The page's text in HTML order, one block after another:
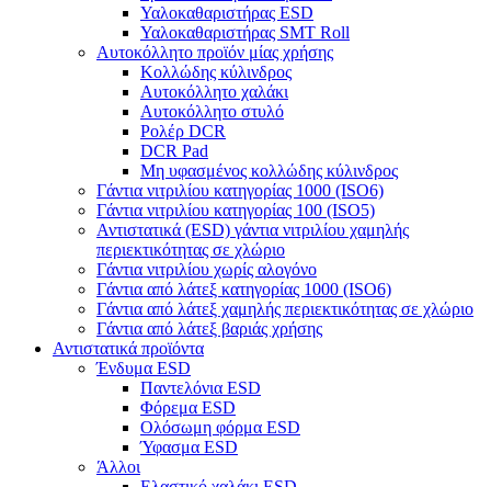
Υαλοκαθαριστήρας ESD
Υαλοκαθαριστήρας SMT Roll
Αυτοκόλλητο προϊόν μίας χρήσης
Κολλώδης κύλινδρος
Αυτοκόλλητο χαλάκι
Αυτοκόλλητο στυλό
Ρολέρ DCR
DCR Pad
Μη υφασμένος κολλώδης κύλινδρος
Γάντια νιτριλίου κατηγορίας 1000 (ISO6)
Γάντια νιτριλίου κατηγορίας 100 (ISO5)
Αντιστατικά (ESD) γάντια νιτριλίου χαμηλής
περιεκτικότητας σε χλώριο
Γάντια νιτριλίου χωρίς αλογόνο
Γάντια από λάτεξ κατηγορίας 1000 (ISO6)
Γάντια από λάτεξ χαμηλής περιεκτικότητας σε χλώριο
Γάντια από λάτεξ βαριάς χρήσης
Αντιστατικά προϊόντα
Ένδυμα ESD
Παντελόνια ESD
Φόρεμα ESD
Ολόσωμη φόρμα ESD
Ύφασμα ESD
Άλλοι